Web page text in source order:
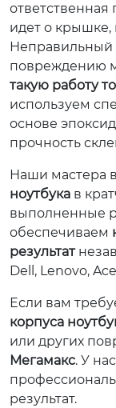
ответственная
идет о крышке,
Неправильный
повреждению
такую работу
используем
основе
прочность
Наши мастера
ноутбука в
выполненные
обеспечиваем
результат
Dell, Lenovo,
Если вам
корпуса
или других
Мегамакс. У
результат.